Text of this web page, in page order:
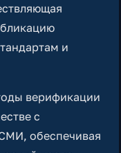
и
верификации
с
обеспечивая